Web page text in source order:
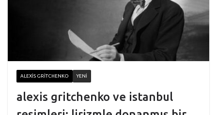
ALEXIS GRITCHENKO YENI
alexis gritchenko ve istanbul